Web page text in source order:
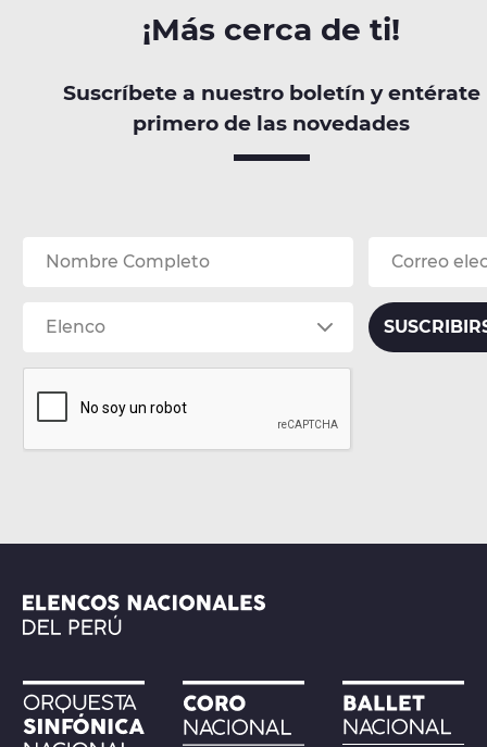
¡Más cerca de ti!
Suscríbete a nuestro boletín y entérate
primero de las novedades